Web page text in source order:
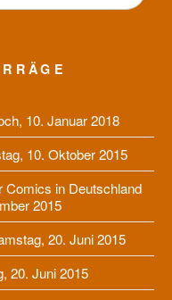
10. Januar 2018
10. Oktober 2015
Comics in Deutschland
2015
20. Juni 2015
20. Juni 2015